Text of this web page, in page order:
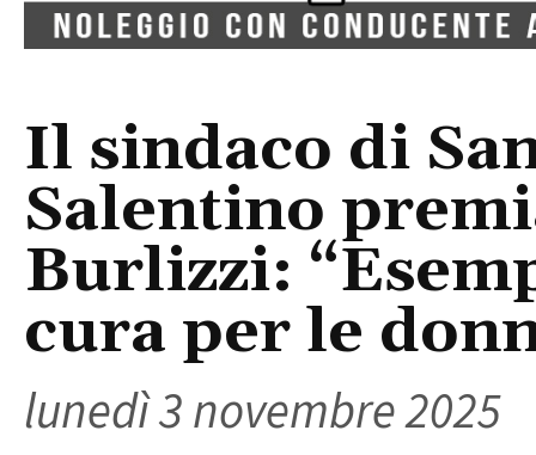
Il sindaco di
Salentino
Burlizzi:
cura per le
lunedì 3 novembre 2025